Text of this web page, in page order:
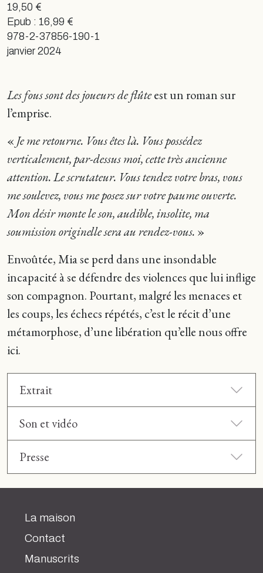
19,50 €
Epub : 16,99 €
978-2-37856-190-1
janvier 2024
Les fous sont des joueurs de flûteest un roman sur
l’emprise.
« Je me retourne. Vous êtes là. Vous possédez
verticalement, par-dessus moi, cette très ancienne
attention. Le scrutateur. Vous tendez votre bras, vous
me soulevez, vous me posez sur votre paume ouverte.
Mon désir monte le son, audible, insolite, ma
soumission originelle sera au rendez-vous. »
Envoûtée, Mia se perd dans une insondable
incapacité à se défendre des violences que lui inflige
son compagnon. Pourtant, malgré les menaces et
les coups, les échecs répétés, c’est le récit d’une
métamorphose, d’une libération qu’elle nous offre
ici.
Extrait
Son et vidéo
Presse
La maison
Contact
Manuscrits